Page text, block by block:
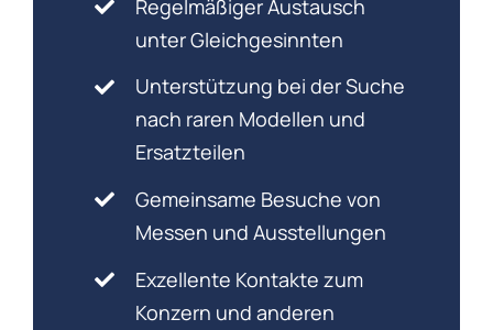
Regelmäßiger Austausch
unter Gleichgesinnten
Unterstützung bei der Suche
nach raren Modellen und
Ersatzteilen
Gemeinsame Besuche von
Messen und Ausstellungen
Exzellente Kontakte zum
Konzern und anderen